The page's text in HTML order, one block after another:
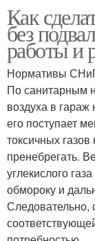
Как
без
работы и
Нормативы
По санитарным
воздуха в
его поступает
токсичных
пренебрегать.
углекислого
обмороку и
Следовательно,